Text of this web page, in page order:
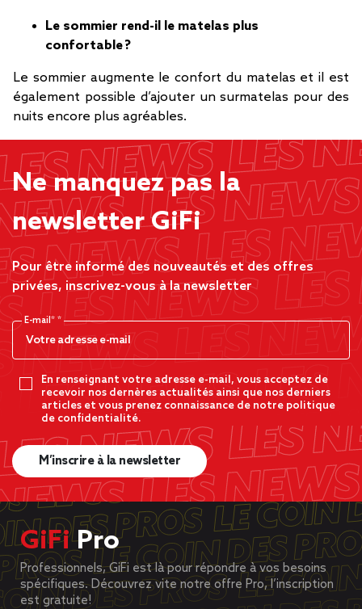
Le sommier rend-il le matelas plus
confortable ?
Le sommier augmente le confort du matelas et il est
également possible d’ajouter un surmatelas pour des
nuits encore plus agréables.
Ne manquez pas la
newsletter GiFi
Pour être informé des nouveautés et des offres
privées, inscrivez-vous à la newsletter
E-mail*
En renseignant votre adresse e-mail, vous acceptez de
recevoir nos dernères actualités ainsi que nos derniers
articles et vous prenez connaissance de notre politique
de confidentialité.
M’inscrire à la newsletter
GiFiPro
Professionnels, GiFi est là pour répondre à vos besoins
spécifiques. Découvrez vite notre offre Pro, l’inscription
est gratuite!